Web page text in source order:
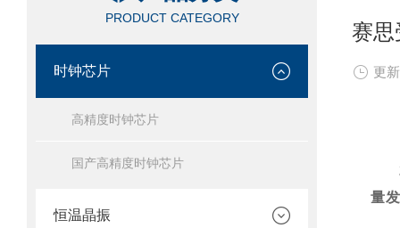
PRODUCT CATEGORY
时钟芯片
高精度时钟芯片
国产高精度时钟芯片
恒温晶振
赛思
更
量